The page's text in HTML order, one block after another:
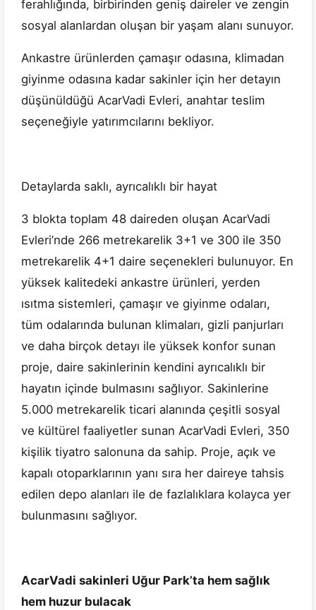
ferahlığında, birbirinden geniş daireler ve zengin
sosyal alanlardan oluşan bir yaşam alanı sunuyor.
Ankastre ürünlerden çamaşır odasına, klimadan
giyinme odasına kadar sakinler için her detayın
düşünüldüğü AcarVadi Evleri, anahtar teslim
seçeneğiyle yatırımcılarını bekliyor.
Detaylarda saklı, ayrıcalıklı bir hayat
3 blokta toplam 48 daireden oluşan AcarVadi
Evleri’nde 266 metrekarelik 3+1 ve 300 ile 350
metrekarelik 4+1 daire seçenekleri bulunuyor. En
yüksek kalitedeki ankastre ürünleri, yerden
ısıtma sistemleri, çamaşır ve giyinme odaları,
tüm odalarında bulunan klimaları, gizli panjurları
ve daha birçok detayı ile yüksek konfor sunan
proje, daire sakinlerinin kendini ayrıcalıklı bir
hayatın içinde bulmasını sağlıyor. Sakinlerine
5.000 metrekarelik ticari alanında çeşitli sosyal
ve kültürel faaliyetler sunan AcarVadi Evleri, 350
kişilik tiyatro salonuna da sahip. Proje, açık ve
kapalı otoparklarının yanı sıra her daireye tahsis
edilen depo alanları ile de fazlalıklara kolayca yer
bulunmasını sağlıyor.
AcarVadi sakinleri Uğur Park’ta hem sağlık
hem huzur bulacak